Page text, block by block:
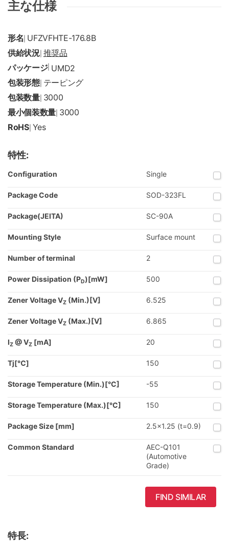
主な仕様
形名 UFZVFHTE-176.8B
供給状況| 推奨品
パッケージ| UMD2
包装形態| テーピング
包装数量| 3000
最小個装数量 3000
RoHS| Yes
特性:
Configuration Single
Package Code SOD-323FL
Package(JEITA) SC-90A
Mounting Style Surface mount
Number of terminal 2
Power Dissipation (PD)[mW] 500
Zener Voltage VZ (Min.)[V] 6.525
Zener Voltage VZ (Max.)[V] 6.865
IZ @ VZ [mA] 20
Tj[℃] 150
Storage Temperature (Min.)[°C] -55
Storage Temperature (Max.)[°C] 150
Package Size [mm] 2.5x1.25 (t=0.9)
Common Standard
AEC-Q101
(Automotive
Grade)
FIND SIMILAR
特長: